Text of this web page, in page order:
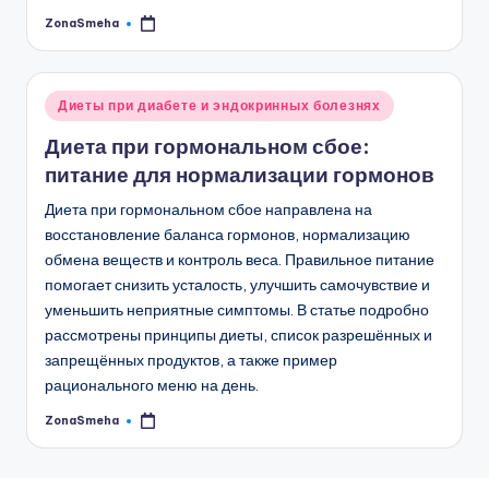
Запись
ZonaSmeha
Опубликовано
Диеты при диабете и эндокринных болезнях
Диета при гормональном сбое:
питание для нормализации гормонов
Диета при гормональном сбое направлена на
восстановление баланса гормонов, нормализацию
обмена веществ и контроль веса. Правильное питание
помогает снизить усталость, улучшить самочувствие и
уменьшить неприятные симптомы. В статье подробно
рассмотрены принципы диеты, список разрешённых и
запрещённых продуктов, а также пример
рационального меню на день.
Запись
ZonaSmeha